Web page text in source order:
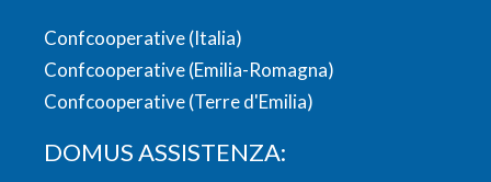
Confcooperative (Italia)
Confcooperative (Emilia-Romagna)
Confcooperative (Terre d'Emilia)
DOMUS ASSISTENZA: